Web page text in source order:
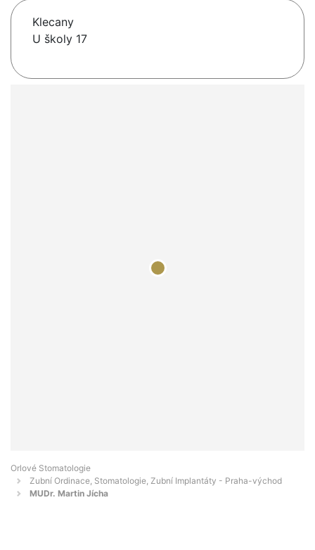
Klecany
U školy 17
Orlové Stomatologie
Zubní Ordinace, Stomatologie, Zubní Implantáty - Praha-východ
MUDr. Martin Jícha